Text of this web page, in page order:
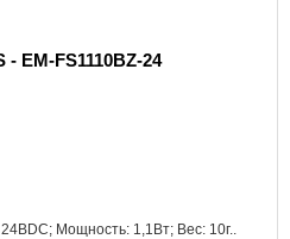
- EM-FS1110BZ-24
Мощность: 1,1Вт; Вес: 10г..